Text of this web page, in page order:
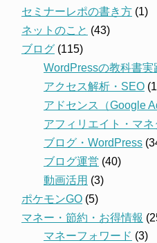
セミナーレポの書き方 (1)
ネットのこと (43)
ブログ (115)
WordPressの教科書実
アクセス解析・SEO
アドセンス（Google
アフィリエイト・マネ
ブログ・WordPress
ブログ運営 (40)
動画活用 (3)
ポケモンGO (5)
マネー・節約・お得情報
マネーフォワード (3)